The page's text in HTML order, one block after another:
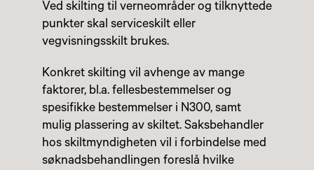
Ved skilting til verneområder og tilknyttede
punkter skal serviceskilt eller
vegvisningsskilt brukes.
Konkret skilting vil avhenge av mange
faktorer, bl.a. fellesbestemmelser og
spesifikke bestemmelser i N300, samt
mulig plassering av skiltet. Saksbehandler
hos skiltmyndigheten vil i forbindelse med
søknadsbehandlingen foreslå hvilke